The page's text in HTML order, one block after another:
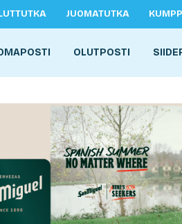
JUOMATUTKA
OLUTPOSTI